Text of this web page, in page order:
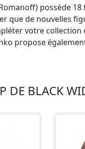
possède
que de nouvelles
votre
propose
DE BLACK